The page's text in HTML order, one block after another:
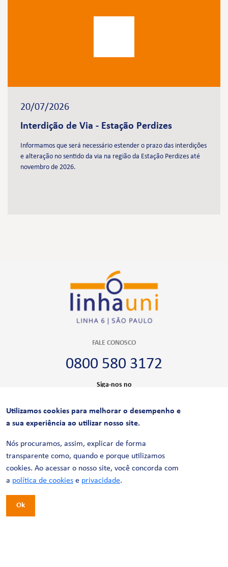
20/07/2026
Interdição de Via - Estação Perdizes
Informamos que será necessário estender o prazo das interdições
e alteração no sentido da via na região da Estação Perdizes até
novembro de 2026.
FALE CONOSCO
0800 580 3172
Siga-nos no
CERTIFICAÇÕES
Utilizamos cookies para melhorar o desempenho e
a sua experiência ao utilizar nosso site.
Nós procuramos, assim, explicar de forma
transparente como, quando e porque utilizamos
cookies. Ao acessar o nosso site, você concorda com
a política de cookies e privacidade.
Ok